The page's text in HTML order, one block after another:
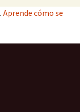
Aprende cómo se